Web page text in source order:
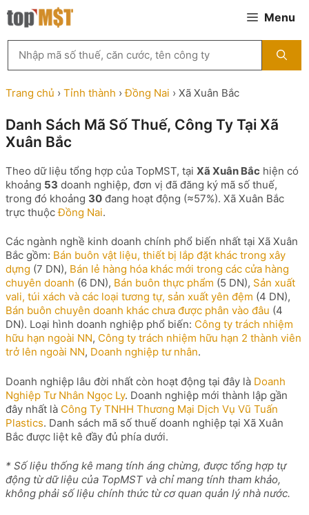
Chuyển
đến
Menu
kiếm
MST
theo
tên
ty,
người
diện
hoặc
mã
số
...
Trang chủ › Tỉnh thành ›Đồng Nai › Xã Xuân Bắc
Danh Sách Mã Số Thuế, Công Ty Tại Xã
Xuân Bắc
Theo dữ liệu tổng hợp của TopMST, tại Xã Xuân Bắc hiện có
khoảng 53 doanh nghiệp, đơn vị đã đăng ký mã số thuế,
trong đó khoảng 30 đang hoạt động (≈57%). Xã Xuân Bắc
trực thuộcĐồng Nai.
Các ngành nghề kinh doanh chính phổ biến nhất tại Xã Xuân
Bắc gồm: Bán buôn vật liệu, thiết bị lắp đặt khác trong xây
dựng (7 DN), Bán lẻ hàng hóa khác mới trong các cửa hàng
chuyên doanh (6 DN), Bán buôn thực phẩm (5 DN), Sản xuất
vali, túi xách và các loại tương tự, sản xuất yên đệm (4 DN),
Bán buôn chuyên doanh khác chưa được phân vào đâu (4
DN). Loại hình doanh nghiệp phổ biến: Công ty trách nhiệm
hữu hạn ngoài NN, Công ty trách nhiệm hữu hạn 2 thành viên
trở lên ngoài NN, Doanh nghiệp tư nhân.
Doanh nghiệp lâu đời nhất còn hoạt động tại đây là Doanh
Nghiệp Tư Nhân Ngọc Ly. Doanh nghiệp mới thành lập gần
đây nhất là Công Ty TNHH Thương Mại Dịch Vụ Vũ Tuấn
Plastics. Danh sách mã số thuế doanh nghiệp tại Xã Xuân
Bắc được liệt kê đầy đủ phía dưới.
* Số liệu thống kê mang tính áng chừng, được tổng hợp tự
động từ dữ liệu của TopMST và chỉ mang tính tham khảo,
không phải số liệu chính thức từ cơ quan quản lý nhà nước.